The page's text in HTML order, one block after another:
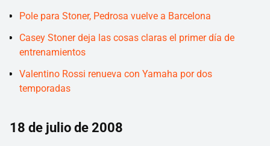
Pole para Stoner, Pedrosa vuelve a Barcelona
Casey Stoner deja las cosas claras el primer día de
entrenamientos
Valentino Rossi renueva con Yamaha por dos
temporadas
18 de julio de 2008